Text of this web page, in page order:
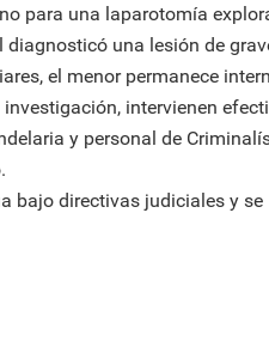
para una laparotomía
diagnosticó una lesión de
el menor permanece
investigación, intervienen
y personal de
bajo directivas judiciales y